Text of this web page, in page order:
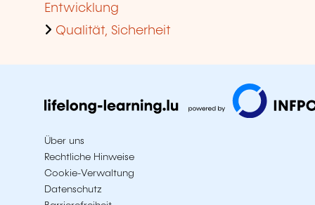
Entwicklung
Qualität, Sicherheit
Über uns
Rechtliche Hinweise
Cookie-Verwaltung
Datenschutz